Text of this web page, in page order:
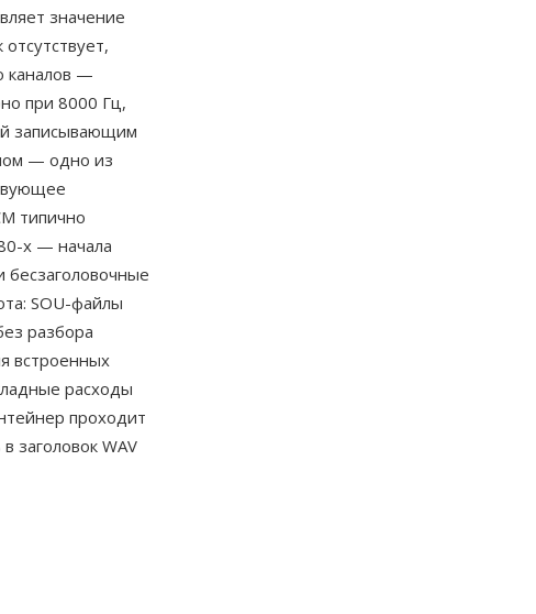
значение
каналов —
при 8000 Гц,
записывающим
— одно из
типично
х — начала
SOU-файлы
разбора
встроенных
расходы
проходит
заголовок WAV